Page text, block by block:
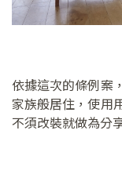
依據這次的條例案
家族般居住，使用
不須改裝就做為分